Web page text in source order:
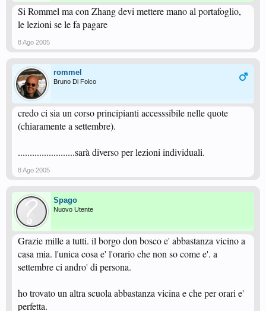
Si Rommel ma con Zhang devi mettere mano al portafoglio,
le lezioni se le fa pagare
8 Ago 2005
rommel
Bruno Di Folco
credo ci sia un corso principianti accesssibile nelle quote
(chiaramente a settembre).
........................sarà diverso per lezioni individuali.
8 Ago 2005
Spago
Nuovo Utente
Grazie mille a tutti. il borgo don bosco e' abbastanza vicino a
casa mia. l'unica cosa e' l'orario che non so come e'. a
settembre ci andro' di persona.
ho trovato un altra scuola abbastanza vicina e che per orari e'
perfetta.